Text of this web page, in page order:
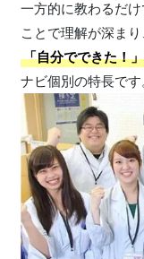
一方的に教わるだ
ことで理解が深ま
「自分でできた！
ナビ個別の特長です